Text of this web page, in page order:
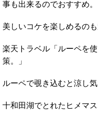
事も出来るのでおすすめ。
美しいコケを楽しめるのも
楽天トラベル「ルーペを
策。」
ルーペで覗き込むと涼し気
十和田湖でとれたヒメマ